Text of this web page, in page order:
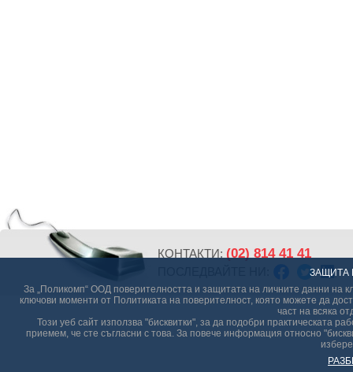
ЗАЩИТА
За „Поликомп“ ООД поверителността и защитата на личните данни на
ключови моменти от Политиката на поверителност, която можете да
част на всяка
Този уеб сайт използва "бисквитки", за да подобри практическата
приемем, че сте съгласни с това. За повече информация относно
КОНТАКТИ: (02) 814 41 41